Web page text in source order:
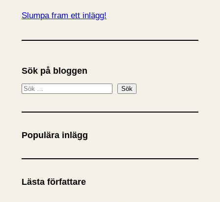
Slumpa fram ett inlägg!
Sök på bloggen
S
k
Sök
Populära inlägg
Lästa författare